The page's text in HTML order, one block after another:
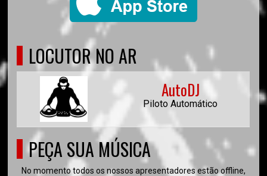
LOCUTOR NO AR
AutoDJ
Piloto Automático
PEÇA SUA MÚSICA
No momento todos os nossos apresentadores estão offline,